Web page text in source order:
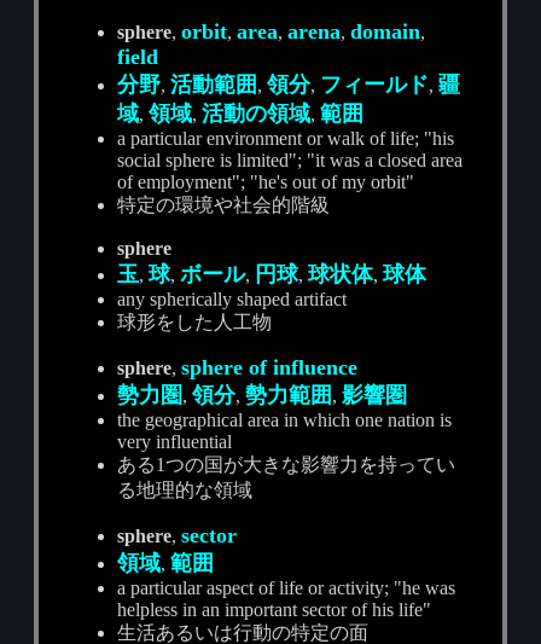
sphere,orbit,area,arena,domain,
field
分野,活動範囲 ,領分, フィールド,疆
域,領域,活動の領域,範囲
a particular environment or walk of life; "his
social sphere is limited"; "it was a closed area
of employment"; "he's out of my orbit"
特定の環境や社会的階級
sphere
玉,球,ボール, 円球,球状体,球体
any spherically shaped artifact
球形をした人工物
sphere,sphere of influence
勢力圏,領分,勢力範囲 ,影響圏
the geographical area in which one nation is
very influential
ある1つの国が大きな影響力を持ってい
る地理的な領域
sphere,sector
領域,範囲
a particular aspect of life or activity; "he was
helpless in an important sector of his life"
生活あるいは行動の特定の面